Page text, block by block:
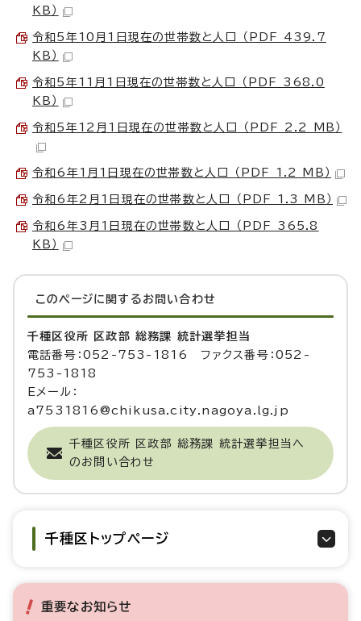
KB）
令和5年10月1日現在の世帯数と人口 （PDF 439.7
KB）
令和5年11月1日現在の世帯数と人口 （PDF 368.0
KB）
令和5年12月1日現在の世帯数と人口 （PDF 2.2 MB）
令和6年1月1日現在の世帯数と人口 （PDF 1.2 MB）
令和6年2月1日現在の世帯数と人口 （PDF 1.3 MB）
令和6年3月1日現在の世帯数と人口 （PDF 365.8
KB）
このページに関する お問い合わせ
千種区役所 区政部 総務課 統計選挙担当
電話番号：052-753-1816 ファクス番号：052-
753-1818
Eメール：
a7531816@chikusa.city.nagoya.lg.jp
千種区役所 区政部 総務課 統計選挙担当へ
のお問い合わせ
千種区トップページ
重要なお知らせ